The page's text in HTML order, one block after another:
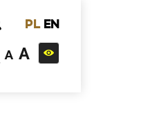
PL EN
A A